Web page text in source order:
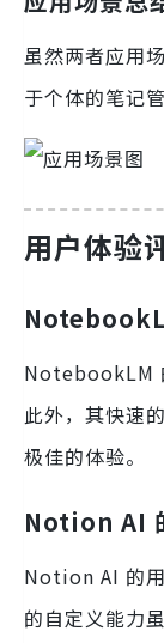
虽然两者应用
于个体的笔记
用户体验
NotebookLM
此外，其快速
极佳的体验。
Notion AI
Notion AI 的
的自定义能力